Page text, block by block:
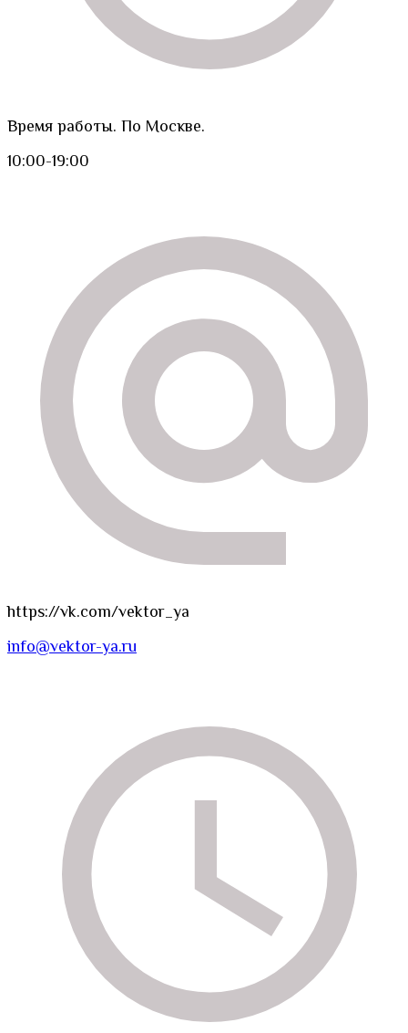
Время работы. По Москве.
10:00-19:00
https://vk.com/vektor_ya
info@vektor-ya.ru